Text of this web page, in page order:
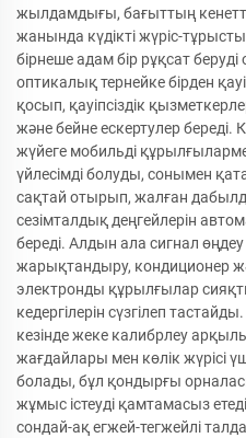
жылдамдығы, бағыттың
жанында күдікті жүріс-
бірнеше адам бір рұқсат
оптикалық тернейке бірден
қосып, қауіпсіздік
және бейне ескертулер береді.
жүйеге мобильді
үйлесімді болуды, сонымен
сақтай отырып, жалған
сезімталдық деңгейлерін
береді. Алдын ала сигнал
жарықтандыру, кондиционер
электронды құрылғылар
кедергілерін сүзгілеп
кезінде жеке калибрлеу
жағдайлары мен көлік жүрісі
болады, бұл қондырғы
жұмыс істеуді қамтамасыз
сондай-ақ егжей-тегжейлі